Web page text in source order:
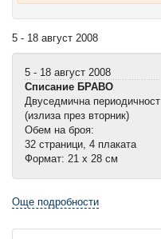
5 - 18 август 2008
5 - 18 август 2008
Списание БРАВО
Двуседмична периодичност
(излиза през вторник)
Обем на броя:
32 страници, 4 плаката
Формат: 21 х 28 см
Още подробности